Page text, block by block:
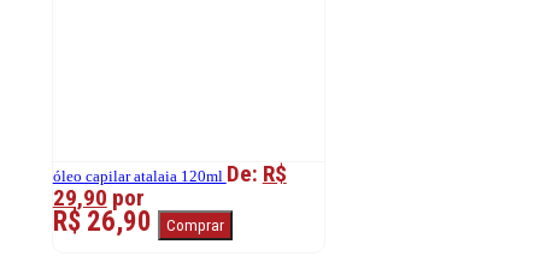
óleo capilar atalaia 120ml De: R$
29,90 por
R$ 26,90 Comprar